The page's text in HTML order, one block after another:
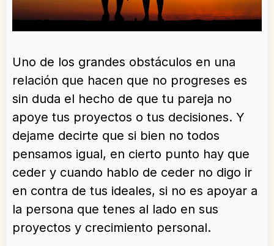
Uno de los grandes obstáculos en una
relación que hacen que no progreses es
sin duda el hecho de que tu pareja no
apoye tus proyectos o tus decisiones. Y
dejame decirte que si bien no todos
pensamos igual, en cierto punto hay que
ceder y cuando hablo de ceder no digo ir
en contra de tus ideales, si no es apoyar a
la persona que tenes al lado en sus
proyectos y crecimiento personal.